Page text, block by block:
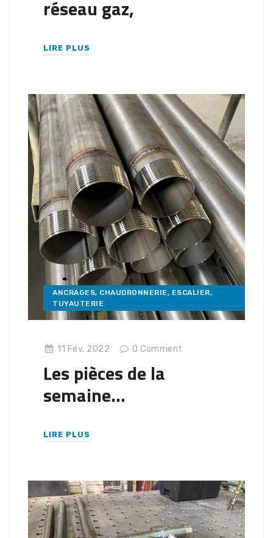
réseau gaz,
LIRE PLUS
ANCRAGES, CHAUDRONNERIE, ESCALIER,
TUYAUTERIE
11 Fév, 2022 0 Comment
Les pièces de la
semaine…
LIRE PLUS